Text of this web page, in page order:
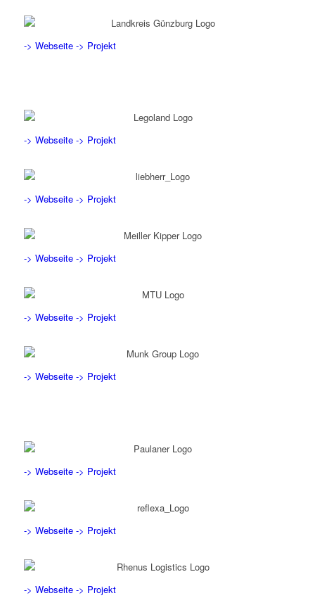
-> Webseite -> Projekt
-> Webseite -> Projekt
-> Webseite -> Projekt
-> Webseite -> Projekt
-> Webseite -> Projekt
-> Webseite -> Projekt
-> Webseite -> Projekt
-> Webseite -> Projekt
-> Webseite -> Projekt